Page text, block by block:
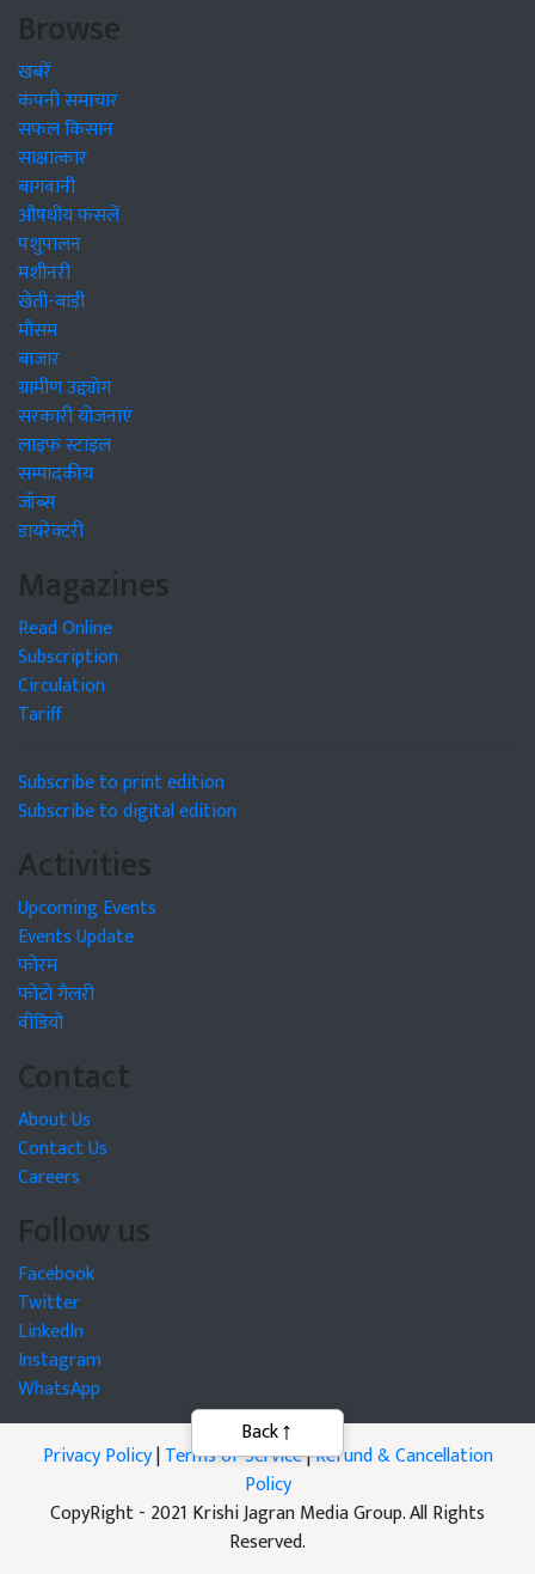
Browse
खबरें
कंपनी समाचार
सफल किसान
साक्षात्कार
बागवानी
औषधीय फसलें
पशुपालन
मशीनरी
खेती-बाड़ी
मौसम
बाजार
ग्रामीण उद्द्योग
सरकारी योजनाएं
लाइफ स्टाइल
सम्पादकीय
जॉब्स
डायरेक्टरी
Magazines
Read Online
Subscription
Circulation
Tariff
Subscribe to print edition
Subscribe to digital edition
Activities
Upcoming Events
Events Update
फोरम
फोटो गैलरी
वीडियो
Contact
About Us
Contact Us
Careers
Follow us
Facebook
Twitter
LinkedIn
Instagram
WhatsApp
Privacy Policy|Terms of Service|Refund & Cancellation
Policy
CopyRight - 2021 Krishi Jagran Media Group. All Rights
Reserved.